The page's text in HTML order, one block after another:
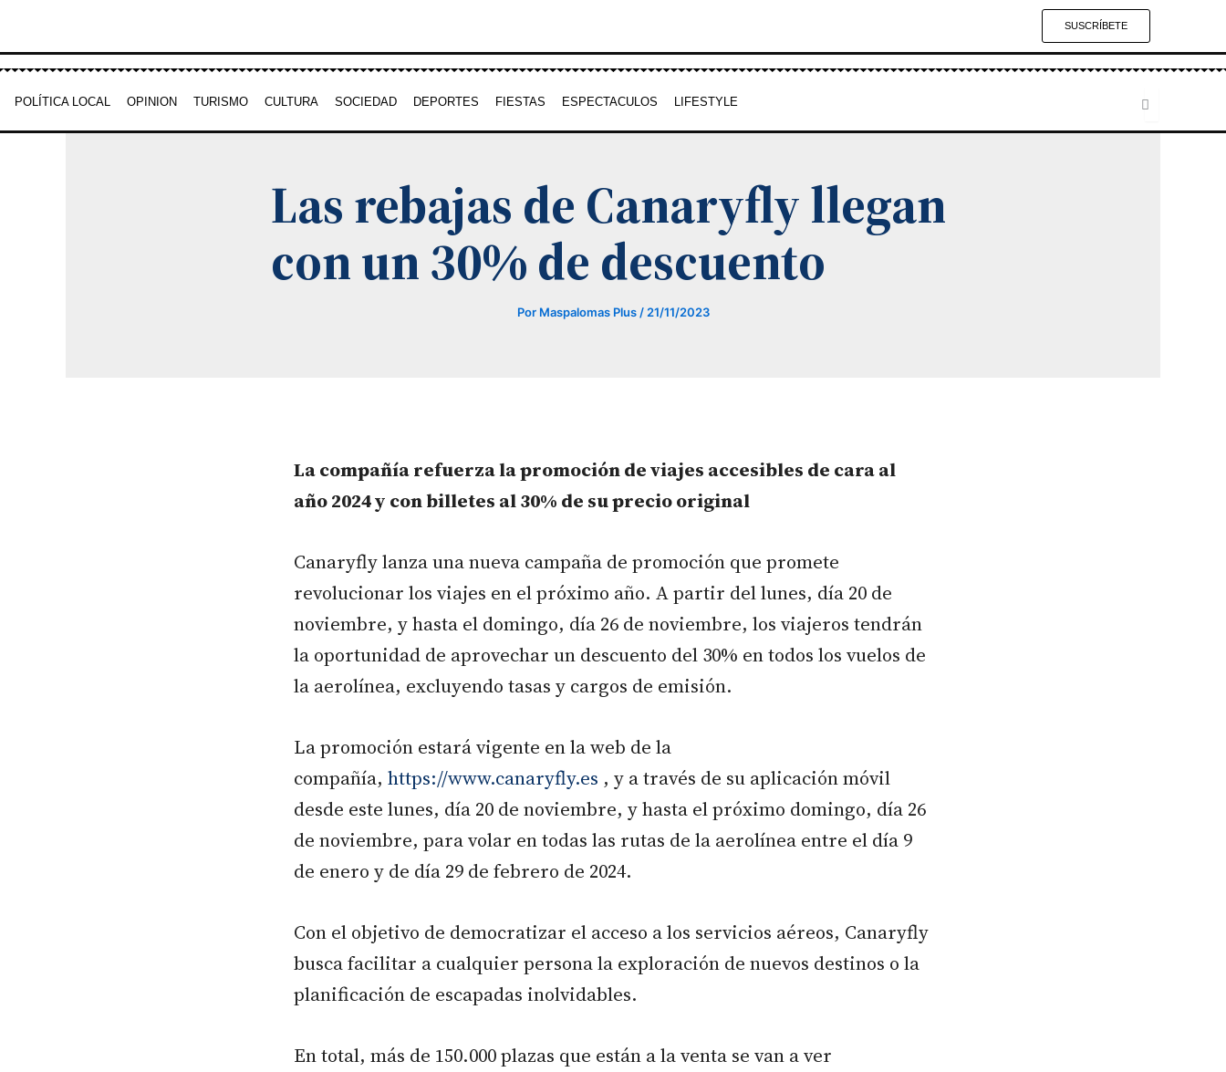
contenido
SUSCRÍBETE
POLÍTICA LOCAL OPINION TURISMO CULTURA SOCIEDAD DEPORTES FIESTAS ESPECTACULOS LIFESTYLE
Las rebajas de Canaryfly llegan
con un 30% de descuento
Por Maspalomas Plus / 21/11/2023
La compañía refuerza la promoción de viajes accesibles de cara al
año 2024 y con billetes al 30% de su precio original
Canaryfly lanza una nueva campaña de promoción que promete
revolucionar los viajes en el próximo año. A partir del lunes, día 20 de
noviembre, y hasta el domingo, día 26 de noviembre, los viajeros tendrán
la oportunidad de aprovechar un descuento del 30% en todos los vuelos de
la aerolínea, excluyendo tasas y cargos de emisión.
La promoción estará vigente en la web de la
compañía, https://www.canaryfly.es , y a través de su aplicación móvil
desde este lunes, día 20 de noviembre, y hasta el próximo domingo, día 26
de noviembre, para volar en todas las rutas de la aerolínea entre el día 9
de enero y de día 29 de febrero de 2024.
Con el objetivo de democratizar el acceso a los servicios aéreos, Canaryfly
busca facilitar a cualquier persona la exploración de nuevos destinos o la
planificación de escapadas inolvidables.
En total, más de 150.000 plazas que están a la venta se van a ver